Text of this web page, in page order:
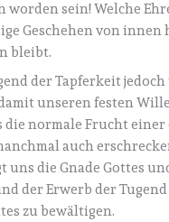
sein! Welche
Geschehen von
bleibt.
der Tapferkeit jedoch
unseren festen
normale Frucht
auch
uns die Gnade Gottes
der Erwerb der
zu bewältigen.